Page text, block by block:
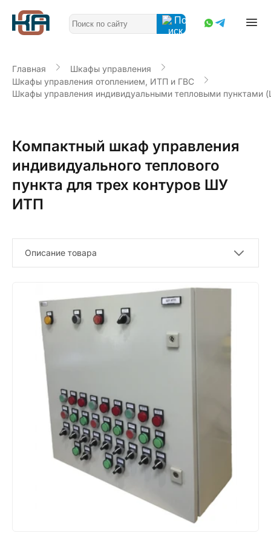
Главная
Шкафы управления
Шкафы управления отоплением, ИТП и ГВС
Шкафы управления индивидуальными тепловыми пунктами
Компактный шкаф управления
индивидуального теплового
пункта для трех контуров ШУ
ИТП
Описание товара